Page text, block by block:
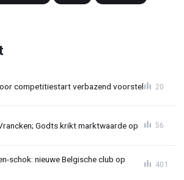
competitiestart verbazend voorstel 20
Godts krikt marktwaarde op 56
schok: nieuwe Belgische club op
401